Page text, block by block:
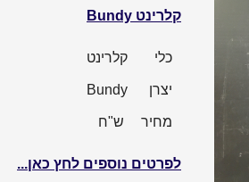
קלרינט Bundy
כלי קלרינט
יצרן Bundy
מחיר ש"ח
לפרטים נוספים לחץ כאן...